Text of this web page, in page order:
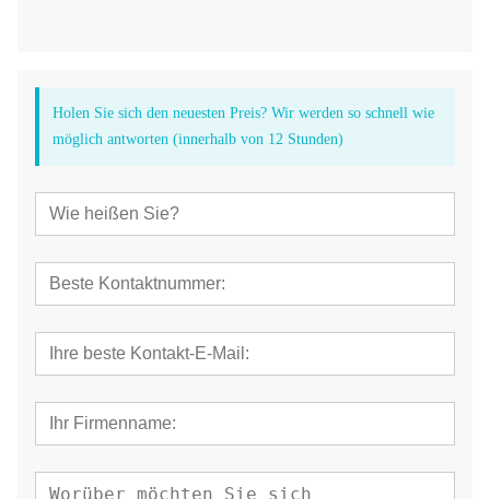
Holen Sie sich den neuesten Preis? Wir werden so schnell wie
möglich antworten (innerhalb von 12 Stunden)